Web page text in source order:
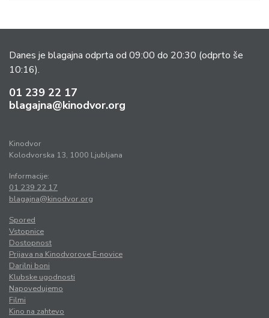
Danes je blagajna odprta od 09:00 do 20:30 (odprto še
10:16).
01 239 22 17
blagajna@kinodvor.org
Kinodvor
Kolodvorska 13, 1000 Ljubljana
Informacije:
01 239 22 17
blagajna@kinodvor.org
Spored
Vstopnice
Dostopnost
Prijava na Kinodvorove E-novice
Darilni boni
Klubske ugodnosti
Napovedujemo
Filmi
Kino na zahtevo